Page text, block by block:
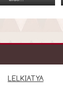
LELKIATYA